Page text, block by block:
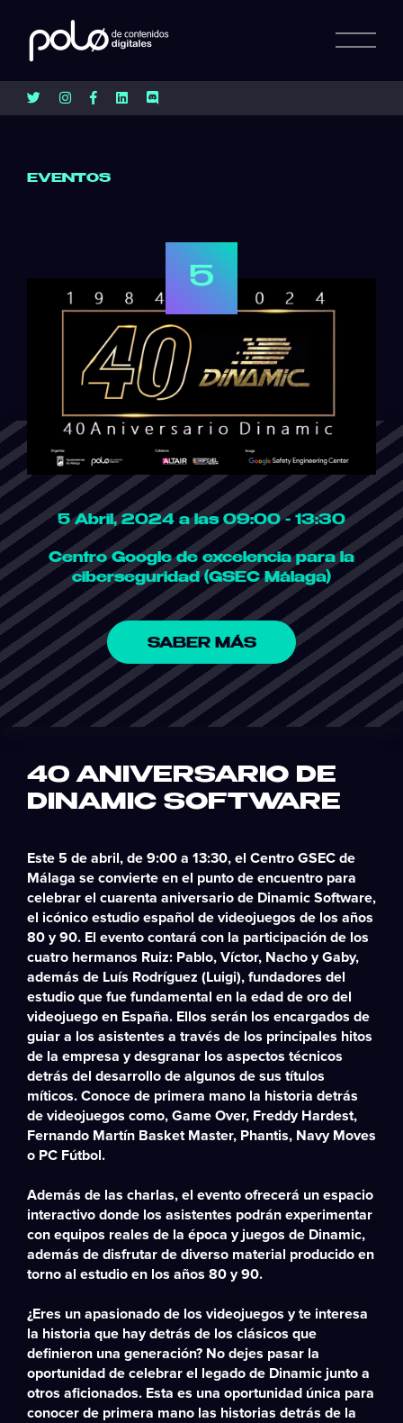
EVENTOS
5
5 Abril, 2024 a las 09:00 - 13:30
Centro Google de excelencia para la
ciberseguridad (GSEC Málaga)
SABER MÁS
40 ANIVERSARIO DE
DINAMIC SOFTWARE
Este 5 de abril, de 9:00 a 13:30, el Centro GSEC de
Málaga se convierte en el punto de encuentro para
celebrar el cuarenta aniversario de Dinamic Software,
el icónico estudio español de videojuegos de los años
80 y 90. El evento contará con la participación de los
cuatro hermanos Ruiz: Pablo, Víctor, Nacho y Gaby,
además de Luís Rodríguez (Luigi), fundadores del
estudio que fue fundamental en la edad de oro del
videojuego en España. Ellos serán los encargados de
guiar a los asistentes a través de los principales hitos
de la empresa y desgranar los aspectos técnicos
detrás del desarrollo de algunos de sus títulos
míticos. Conoce de primera mano la historia detrás
de videojuegos como, Game Over, Freddy Hardest,
Fernando Martín Basket Master, Phantis, Navy Moves
o PC Fútbol.
Además de las charlas, el evento ofrecerá un espacio
interactivo donde los asistentes podrán experimentar
con equipos reales de la época y juegos de Dinamic,
además de disfrutar de diverso material producido en
torno al estudio en los años 80 y 90.
¿Eres un apasionado de los videojuegos y te interesa
la historia que hay detrás de los clásicos que
definieron una generación? No dejes pasar la
oportunidad de celebrar el legado de Dinamic junto a
otros aficionados. Esta es una oportunidad única para
conocer de primera mano las historias detrás de la